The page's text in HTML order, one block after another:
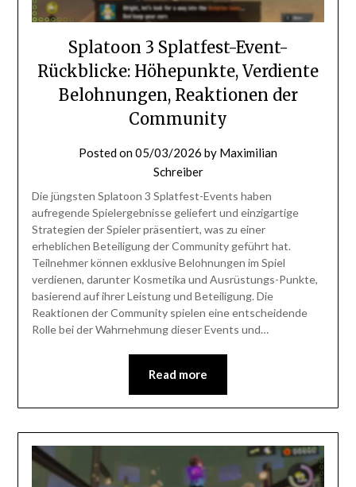
Splatoon 3 Splatfest-Event-
Rückblicke: Höhepunkte, Verdiente
Belohnungen, Reaktionen der
Community
Posted on05/03/2026 by Maximilian
Schreiber
Die jüngsten Splatoon 3 Splatfest-Events haben
aufregende Spielergebnisse geliefert und einzigartige
Strategien der Spieler präsentiert, was zu einer
erheblichen Beteiligung der Community geführt hat.
Teilnehmer können exklusive Belohnungen im Spiel
verdienen, darunter Kosmetika und Ausrüstungs-Punkte,
basierend auf ihrer Leistung und Beteiligung. Die
Reaktionen der Community spielen eine entscheidende
Rolle bei der Wahrnehmung dieser Events und…
Read more